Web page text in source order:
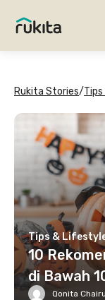
Rukita Stories/
Tips &
10
di Bawah
Qonita